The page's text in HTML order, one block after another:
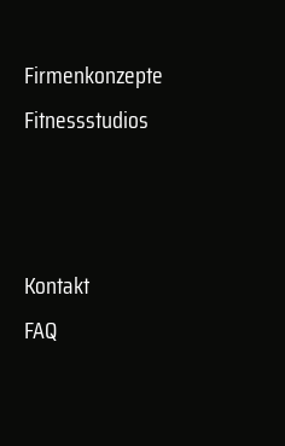
Firmenkonzepte
Fitnessstudios
Kontakt
FAQ